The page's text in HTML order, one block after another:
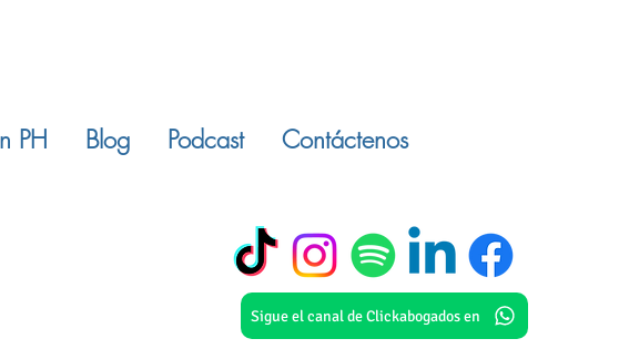
PH Blog Podcast Contáctenos
Sigue el canal de Clickabogados en